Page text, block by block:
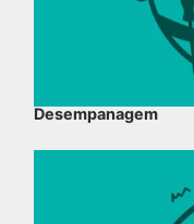
Desempanagem